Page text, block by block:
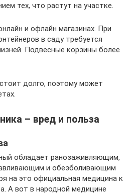
тех, что растут на участке.
и офлайн магазинах. При
в саду требуется
Подвесные корзины более
долго, поэтому может
– вред и польза
обладает ранозаживляющим,
и обезболивающим
на это официальная медицина к
А вот в народной медицине